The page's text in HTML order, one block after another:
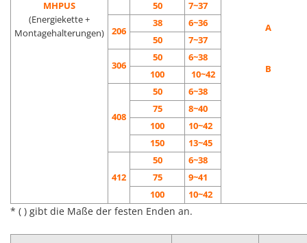
MHPUS
(Energiekette +
Montagehalterungen)
A
B
50 7~37
206
38
6~36
50
7~37
306
50
6~38
100
10~42
408
50
6~38
75
8~40
100
10~42
150
13~45
412
50
6~38
75
9~41
100
10~42
* ( ) gibt die Maße der festen Enden an.